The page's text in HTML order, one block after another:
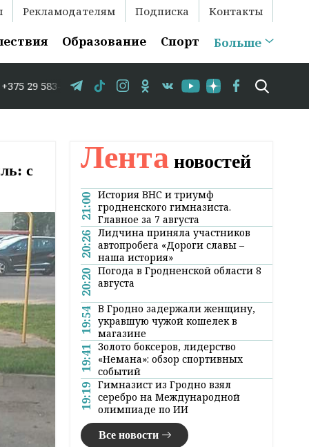
Рекламодателям Подписка Контакты
Образование Спорт Больше
35-86 // В Гродно временно закрывается движение
с Лента новостей
21:00 История ВНС и триумф
гродненского гимназиста.
Главное за 7 августа
20:26 Лидчина приняла участников
автопробега «Дороги славы –
наша история»
20:20 Погода в Гродненской области 8
августа
19:54 В Гродно задержали женщину,
укравшую чужой кошелек в
магазине
19:41 Золото боксеров, лидерство
«Немана»: обзор спортивных
событий
19:19 Гимназист из Гродно взял
серебро на Международной
олимпиаде по ИИ
Все новости